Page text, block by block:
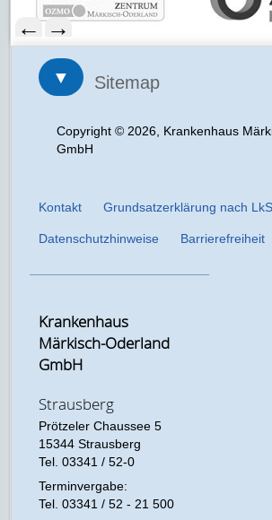
→
←
▼ Sitemap
Copyright © 2026, Krankenhaus
GmbH
Kontakt Grundsatzerklärung nach
Datenschutzhinweise Barrierefreiheit
Krankenhaus
Märkisch-Oderland
GmbH
Strausberg
Prötzeler Chaussee 5
15344 Strausberg
Tel. 03341 / 52-0
Terminvergabe:
Tel. 03341 / 52 - 21 500